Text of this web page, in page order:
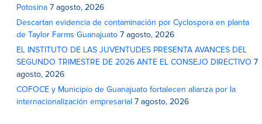
Potosina 7 agosto, 2026
Descartan evidencia de contaminación por Cyclospora en planta
de Taylor Farms Guanajuato 7 agosto, 2026
EL INSTITUTO DE LAS JUVENTUDES PRESENTA AVANCES DEL
SEGUNDO TRIMESTRE DE 2026 ANTE EL CONSEJO DIRECTIVO 7
agosto, 2026
COFOCE y Municipio de Guanajuato fortalecen alianza por la
internacionalización empresarial 7 agosto, 2026